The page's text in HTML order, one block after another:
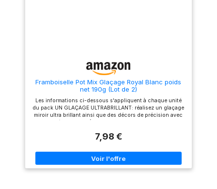
Framboiselle Pot Mix Glaçage Royal Blanc poids
net 190g (Lot de 2)
Les informations ci-dessous s'appliquent à chaque unité
du pack UN GLAÇAGE ULTRABRILLANT: réalisez un glaçage
miroir ultra brillant ainsi que des décors de précision avec
glaçage royal sans blanc d'œuf cru FABRICATION
NET: 190 g
7,98 €